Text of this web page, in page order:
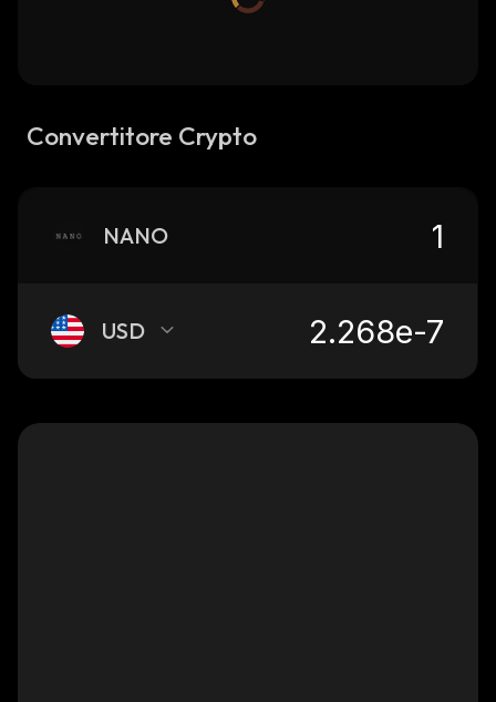
Convertitore Crypto
NANO
USD